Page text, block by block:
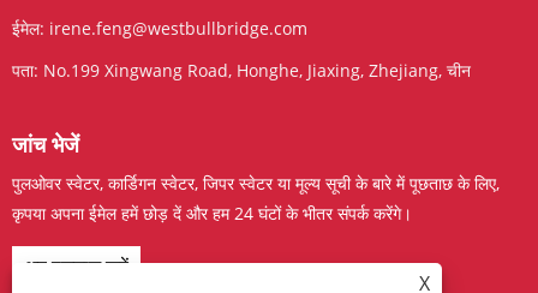
ईमेल: irene.feng@westbullbridge.com
पता: No.199 Xingwang Road, Honghe, Jiaxing, Zhejiang, चीन
जांच भेजें
पुलओवर स्वेटर, कार्डिगन स्वेटर, जिपर स्वेटर या मूल्य सूची के बारे में पूछताछ के लिए,
कृपया अपना ईमेल हमें छोड़ दें और हम 24 घंटों के भीतर संपर्क करेंगे।
अब पूछताछ करें
X